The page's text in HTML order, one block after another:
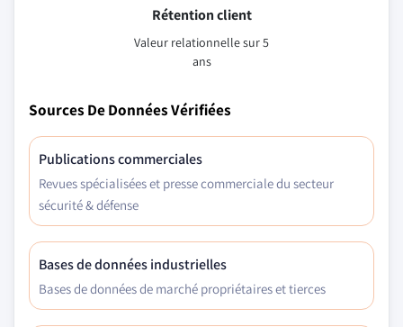
Rétention client
Valeur relationnelle sur 5
ans
Sources De Données Vérifiées
Publications commerciales
Revues spécialisées et presse commerciale du secteur
sécurité & défense
Bases de données industrielles
Bases de données de marché propriétaires et tierces